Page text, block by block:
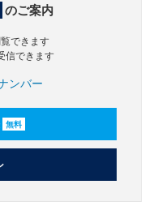
のご案内
できます
信できます
ンバー
無料